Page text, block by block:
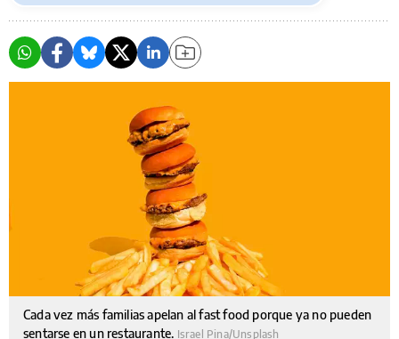
Cada vez más familias apelan al fast food porque ya no pueden
sentarse en un restaurante. Israel Pina/Unsplash